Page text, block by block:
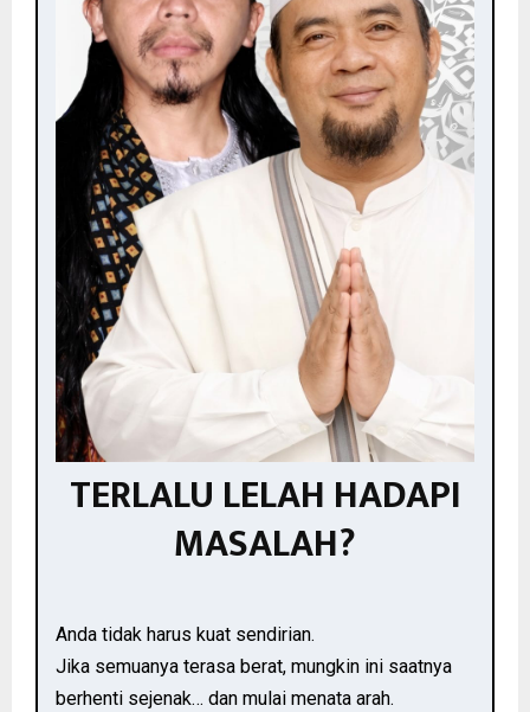
TERLALU LELAH HADAPI
MASALAH?
Anda tidak harus kuat sendirian.
Jika semuanya terasa berat, mungkin ini saatnya
berhenti sejenak… dan mulai menata arah.